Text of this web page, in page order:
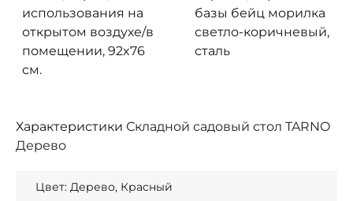
использования на
открытом воздухе/в
помещении, 92x76
см.
базы бейц морилка
светло-коричневый,
сталь
Характеристики Складной садовый стол TARNO
Дерево
Цвет: Дерево, Красный